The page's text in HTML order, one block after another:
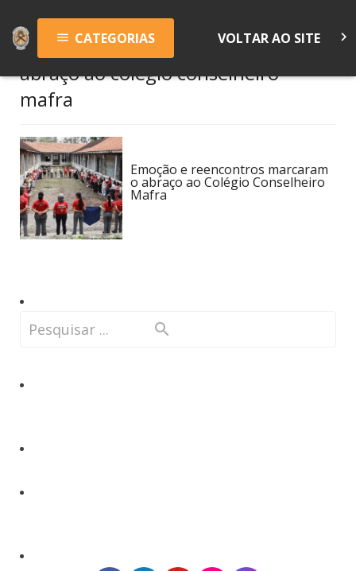
menu CATEGORIAS VOLTAR AO SITE keyboard_arrow_right
abraço ao colégio conselheiro
mafra
Emoção e reencontros marcaram
o abraço ao Colégio Conselheiro
Mafra